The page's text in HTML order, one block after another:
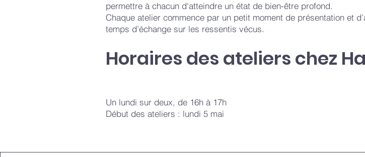
permettre à chacun d'atteindre un état de bien-être profond.
Chaque atelier commence par un petit moment de présentation et
temps d’échange sur les ressentis vécus.
Horaires des ateliers chez
Un lundi sur deux, de 16h à 17h
Début des ateliers : lundi 5 mai